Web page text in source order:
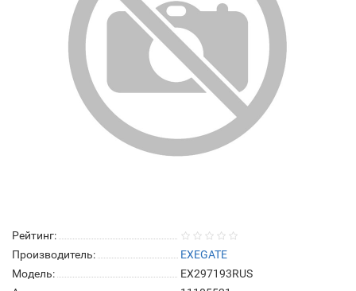
Рейтинг:
Производитель:
EXEGATE
Модель:
EX297193RUS